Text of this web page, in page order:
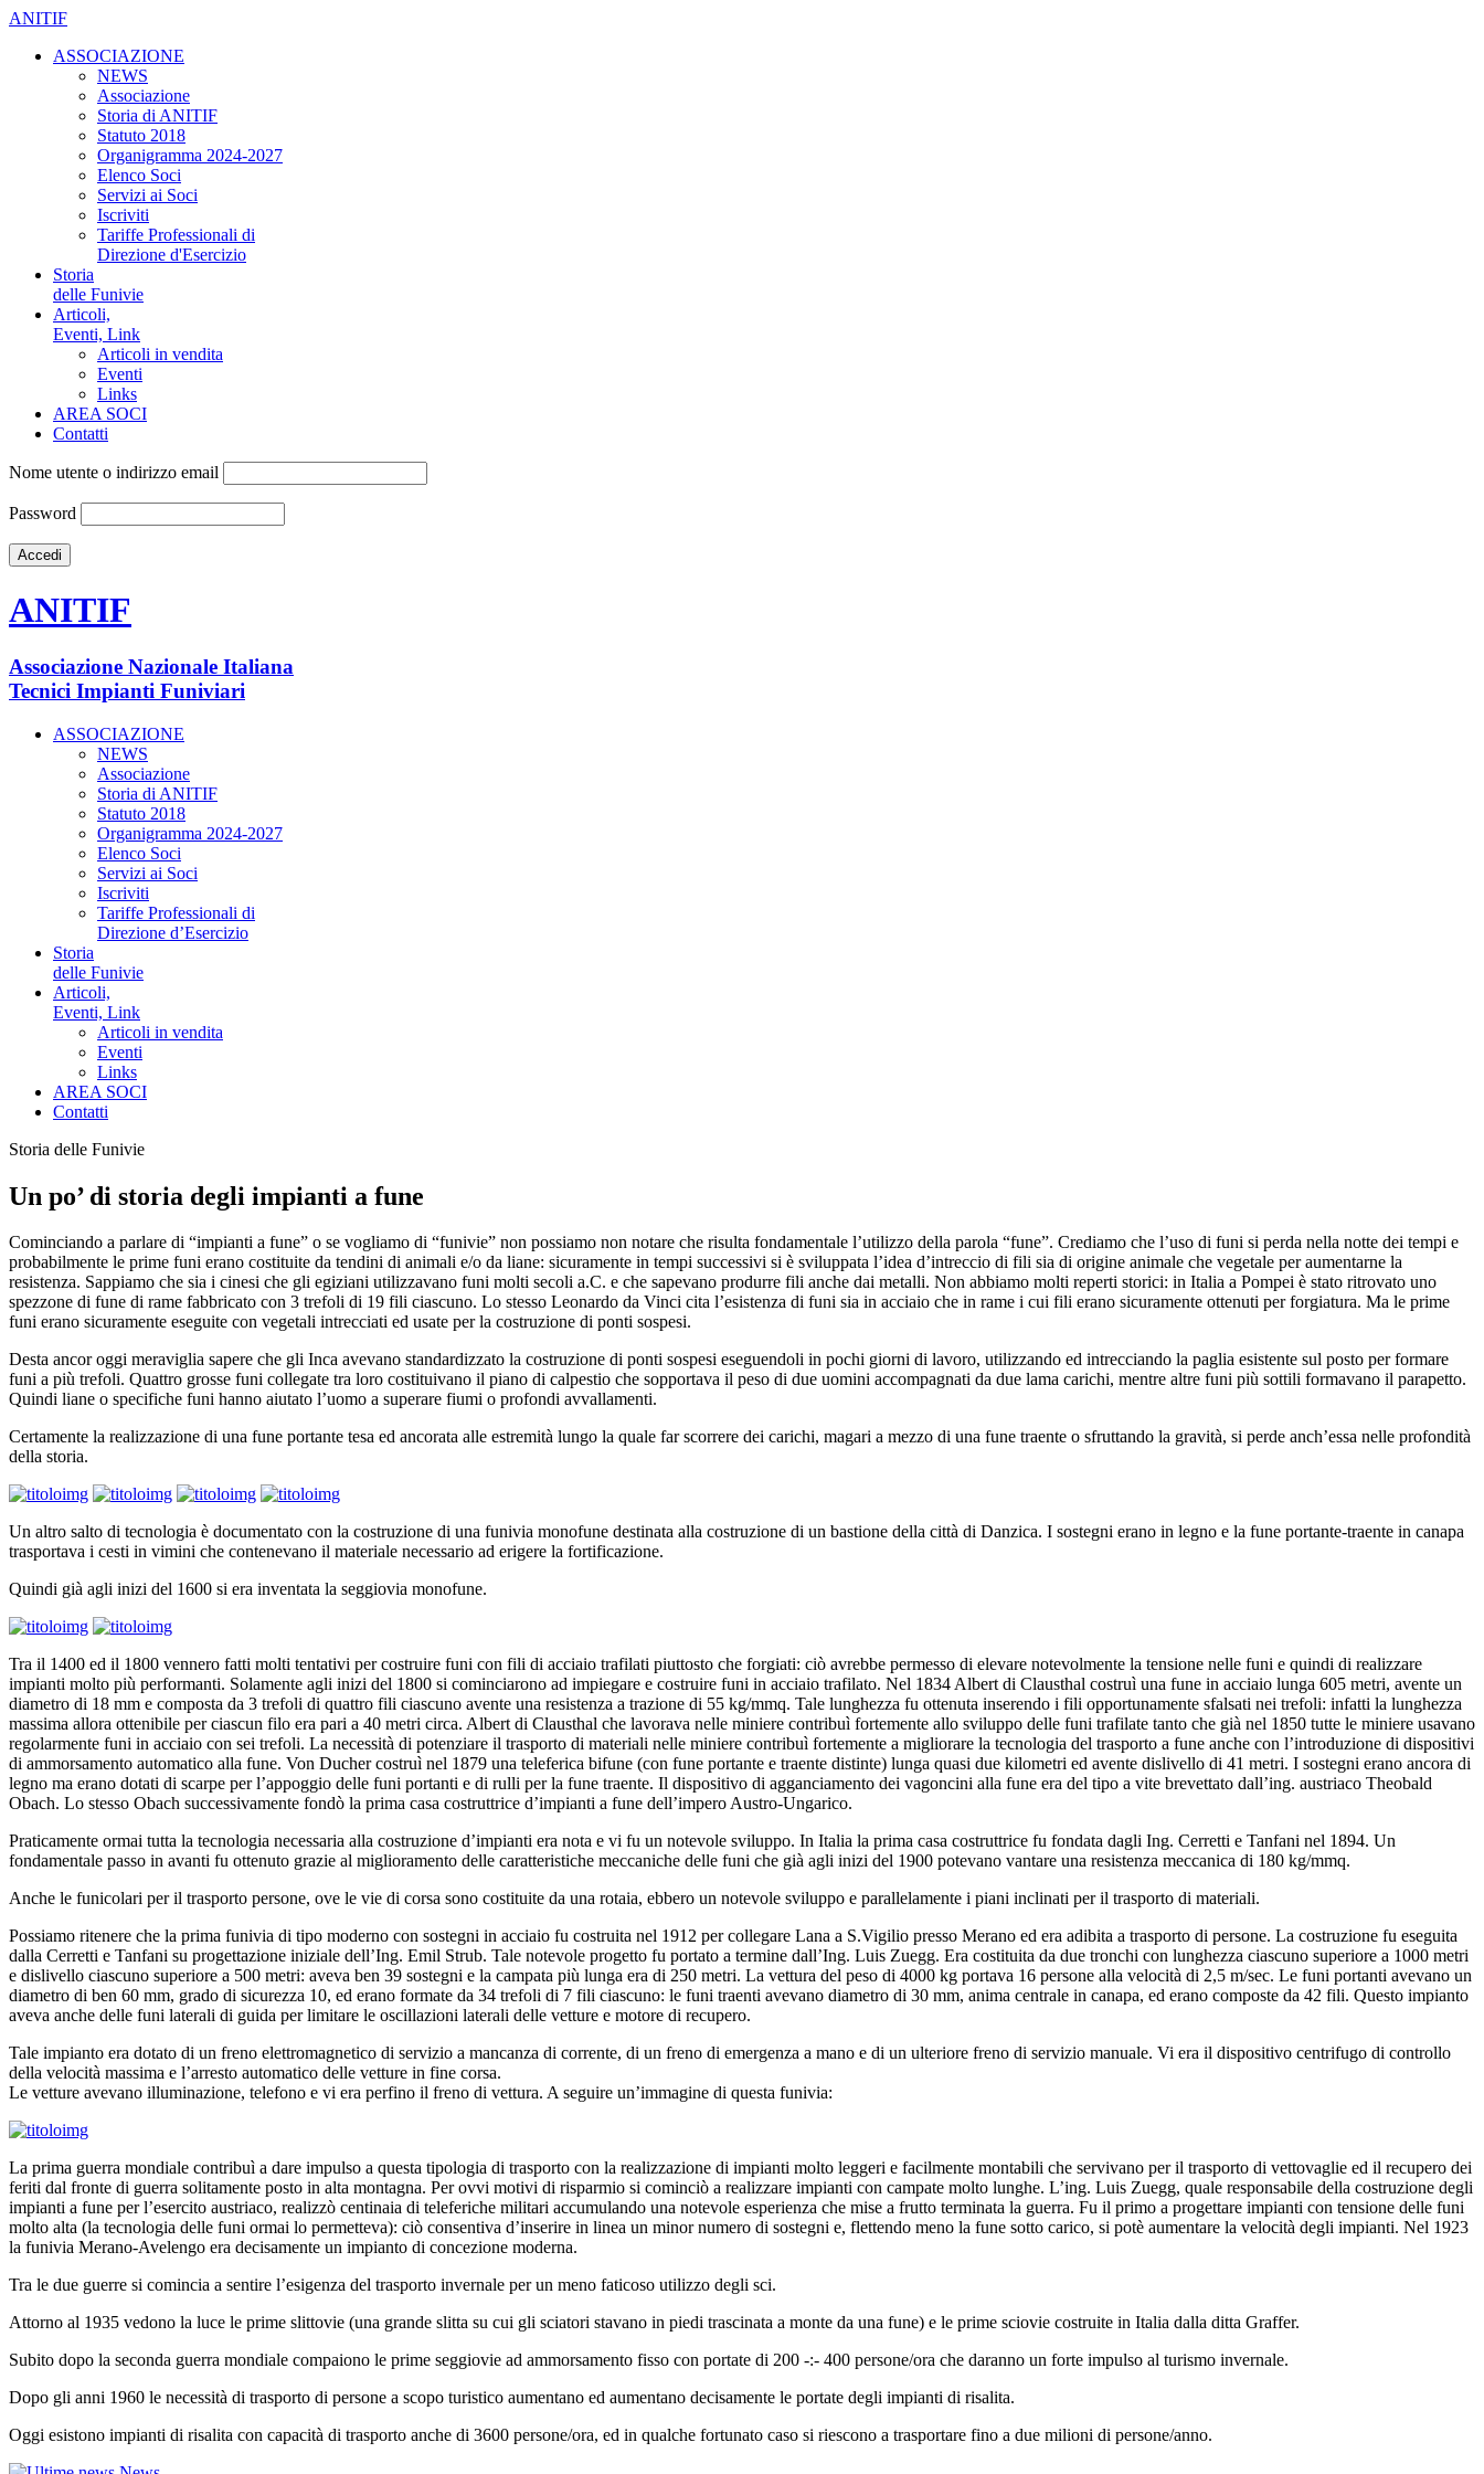
ANITIF
ASSOCIAZIONE
NEWS
Associazione
Storia di ANITIF
Statuto 2018
Organigramma 2024-2027
Elenco Soci
Servizi ai Soci
Iscriviti
Tariffe Professionali di
Direzione d'Esercizio
Storia
delle Funivie
Articoli,
Eventi, Link
Articoli in vendita
Eventi
Links
AREA SOCI
Contatti
Nome utente o indirizzo email
Password
ANITIF
Associazione Nazionale Italiana
Tecnici Impianti Funiviari
ASSOCIAZIONE
NEWS
Associazione
Storia di ANITIF
Statuto 2018
Organigramma 2024-2027
Elenco Soci
Servizi ai Soci
Iscriviti
Tariffe Professionali di
Direzione d’Esercizio
Storia
delle Funivie
Articoli,
Eventi, Link
Articoli in vendita
Eventi
Links
AREA SOCI
Contatti
Storia delle Funivie
Un po’ di storia degli impianti a fune
Cominciando a parlare di “impianti a fune” o se vogliamo di “funivie” non possiamo non notare che risulta fondamentale l’utilizzo della parola “fune”. Crediamo che l’uso di funi si perda nella notte dei tempi e
probabilmente le prime funi erano costituite da tendini di animali e/o da liane: sicuramente in tempi successivi si è sviluppata l’idea d’intreccio di fili sia di origine animale che vegetale per aumentarne la
resistenza. Sappiamo che sia i cinesi che gli egiziani utilizzavano funi molti secoli a.C. e che sapevano produrre fili anche dai metalli. Non abbiamo molti reperti storici: in Italia a Pompei è stato ritrovato uno
spezzone di fune di rame fabbricato con 3 trefoli di 19 fili ciascuno. Lo stesso Leonardo da Vinci cita l’esistenza di funi sia in acciaio che in rame i cui fili erano sicuramente ottenuti per forgiatura. Ma le prime
funi erano sicuramente eseguite con vegetali intrecciati ed usate per la costruzione di ponti sospesi.
Desta ancor oggi meraviglia sapere che gli Inca avevano standardizzato la costruzione di ponti sospesi eseguendoli in pochi giorni di lavoro, utilizzando ed intrecciando la paglia esistente sul posto per formare
funi a più trefoli. Quattro grosse funi collegate tra loro costituivano il piano di calpestio che sopportava il peso di due uomini accompagnati da due lama carichi, mentre altre funi più sottili formavano il parapetto.
Quindi liane o specifiche funi hanno aiutato l’uomo a superare fiumi o profondi avvallamenti.
Certamente la realizzazione di una fune portante tesa ed ancorata alle estremità lungo la quale far scorrere dei carichi, magari a mezzo di una fune traente o sfruttando la gravità, si perde anch’essa nelle profondità
della storia.
Un altro salto di tecnologia è documentato con la costruzione di una funivia monofune destinata alla costruzione di un bastione della città di Danzica. I sostegni erano in legno e la fune portante-traente in canapa
trasportava i cesti in vimini che contenevano il materiale necessario ad erigere la fortificazione.
Quindi già agli inizi del 1600 si era inventata la seggiovia monofune.
Tra il 1400 ed il 1800 vennero fatti molti tentativi per costruire funi con fili di acciaio trafilati piuttosto che forgiati: ciò avrebbe permesso di elevare notevolmente la tensione nelle funi e quindi di realizzare
impianti molto più performanti. Solamente agli inizi del 1800 si cominciarono ad impiegare e costruire funi in acciaio trafilato. Nel 1834 Albert di Clausthal costruì una fune in acciaio lunga 605 metri, avente un
diametro di 18 mm e composta da 3 trefoli di quattro fili ciascuno avente una resistenza a trazione di 55 kg/mmq. Tale lunghezza fu ottenuta inserendo i fili opportunamente sfalsati nei trefoli: infatti la lunghezza
massima allora ottenibile per ciascun filo era pari a 40 metri circa. Albert di Clausthal che lavorava nelle miniere contribuì fortemente allo sviluppo delle funi trafilate tanto che già nel 1850 tutte le miniere usavano
regolarmente funi in acciaio con sei trefoli. La necessità di potenziare il trasporto di materiali nelle miniere contribuì fortemente a migliorare la tecnologia del trasporto a fune anche con l’introduzione di dispositivi
di ammorsamento automatico alla fune. Von Ducher costruì nel 1879 una teleferica bifune (con fune portante e traente distinte) lunga quasi due kilometri ed avente dislivello di 41 metri. I sostegni erano ancora di
legno ma erano dotati di scarpe per l’appoggio delle funi portanti e di rulli per la fune traente. Il dispositivo di agganciamento dei vagoncini alla fune era del tipo a vite brevettato dall’ing. austriaco Theobald
Obach. Lo stesso Obach successivamente fondò la prima casa costruttrice d’impianti a fune dell’impero Austro-Ungarico.
Praticamente ormai tutta la tecnologia necessaria alla costruzione d’impianti era nota e vi fu un notevole sviluppo. In Italia la prima casa costruttrice fu fondata dagli Ing. Cerretti e Tanfani nel 1894. Un
fondamentale passo in avanti fu ottenuto grazie al miglioramento delle caratteristiche meccaniche delle funi che già agli inizi del 1900 potevano vantare una resistenza meccanica di 180 kg/mmq.
Anche le funicolari per il trasporto persone, ove le vie di corsa sono costituite da una rotaia, ebbero un notevole sviluppo e parallelamente i piani inclinati per il trasporto di materiali.
Possiamo ritenere che la prima funivia di tipo moderno con sostegni in acciaio fu costruita nel 1912 per collegare Lana a S.Vigilio presso Merano ed era adibita a trasporto di persone. La costruzione fu eseguita
dalla Cerretti e Tanfani su progettazione iniziale dell’Ing. Emil Strub. Tale notevole progetto fu portato a termine dall’Ing. Luis Zuegg. Era costituita da due tronchi con lunghezza ciascuno superiore a 1000 metri
e dislivello ciascuno superiore a 500 metri: aveva ben 39 sostegni e la campata più lunga era di 250 metri. La vettura del peso di 4000 kg portava 16 persone alla velocità di 2,5 m/sec. Le funi portanti avevano un
diametro di ben 60 mm, grado di sicurezza 10, ed erano formate da 34 trefoli di 7 fili ciascuno: le funi traenti avevano diametro di 30 mm, anima centrale in canapa, ed erano composte da 42 fili. Questo impianto
aveva anche delle funi laterali di guida per limitare le oscillazioni laterali delle vetture e motore di recupero.
Tale impianto era dotato di un freno elettromagnetico di servizio a mancanza di corrente, di un freno di emergenza a mano e di un ulteriore freno di servizio manuale. Vi era il dispositivo centrifugo di controllo
della velocità massima e l’arresto automatico delle vetture in fine corsa.
Le vetture avevano illuminazione, telefono e vi era perfino il freno di vettura. A seguire un’immagine di questa funivia:
La prima guerra mondiale contribuì a dare impulso a questa tipologia di trasporto con la realizzazione di impianti molto leggeri e facilmente montabili che servivano per il trasporto di vettovaglie ed il recupero dei
feriti dal fronte di guerra solitamente posto in alta montagna. Per ovvi motivi di risparmio si cominciò a realizzare impianti con campate molto lunghe. L’ing. Luis Zuegg, quale responsabile della costruzione degli
impianti a fune per l’esercito austriaco, realizzò centinaia di teleferiche militari accumulando una notevole esperienza che mise a frutto terminata la guerra. Fu il primo a progettare impianti con tensione delle funi
molto alta (la tecnologia delle funi ormai lo permetteva): ciò consentiva d’inserire in linea un minor numero di sostegni e, flettendo meno la fune sotto carico, si potè aumentare la velocità degli impianti. Nel 1923
la funivia Merano-Avelengo era decisamente un impianto di concezione moderna.
Tra le due guerre si comincia a sentire l’esigenza del trasporto invernale per un meno faticoso utilizzo degli sci.
Attorno al 1935 vedono la luce le prime slittovie (una grande slitta su cui gli sciatori stavano in piedi trascinata a monte da una fune) e le prime sciovie costruite in Italia dalla ditta Graffer.
Subito dopo la seconda guerra mondiale compaiono le prime seggiovie ad ammorsamento fisso con portate di 200 -:- 400 persone/ora che daranno un forte impulso al turismo invernale.
Dopo gli anni 1960 le necessità di trasporto di persone a scopo turistico aumentano ed aumentano decisamente le portate degli impianti di risalita.
Oggi esistono impianti di risalita con capacità di trasporto anche di 3600 persone/ora, ed in qualche fortunato caso si riescono a trasportare fino a due milioni di persone/anno.